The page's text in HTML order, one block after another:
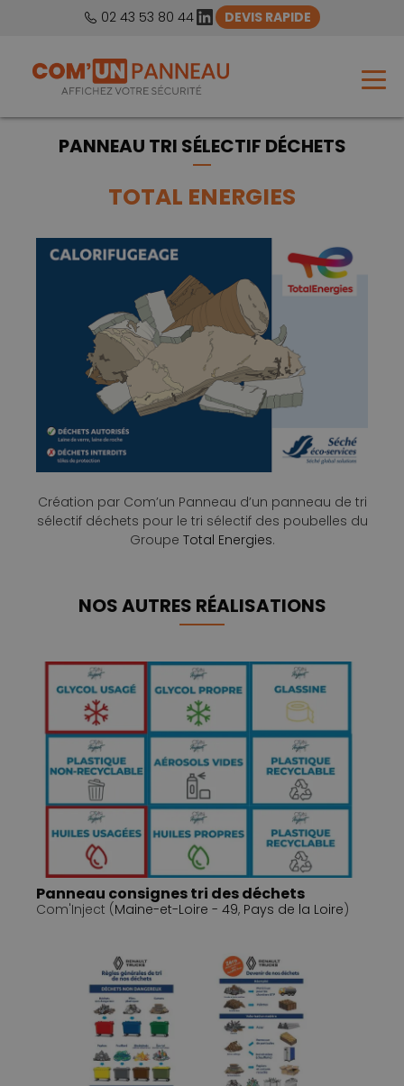
02 43 53 80 44LinkedIn
DEVIS RAPIDE
PANNEAU TRI SÉLECTIF DÉCHETS
TOTAL ENERGIES
Création par Com’un Panneau d’un panneau de tri
sélectif déchets pour le tri sélectif des poubelles du
Groupe Total Energies.
NOS AUTRES RÉALISATIONS
Panneau consignes tri des déchets
Com'Inject (Maine-et-Loire - 49, Pays de la Loire)